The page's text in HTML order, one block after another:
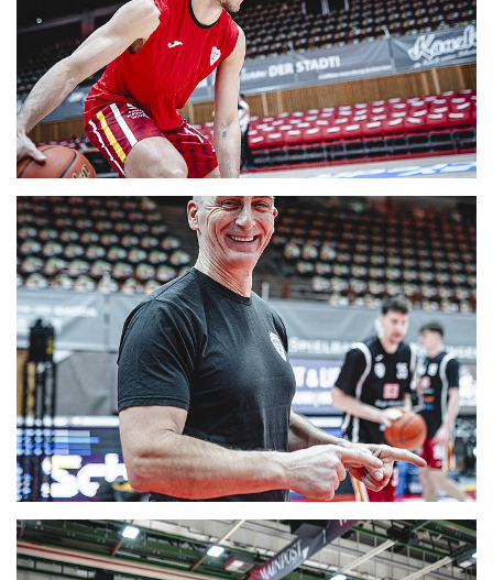
CLUB
DANCERS
PARTNER
WÜRZBURG-BASKETS-DYN
AKADEMIE